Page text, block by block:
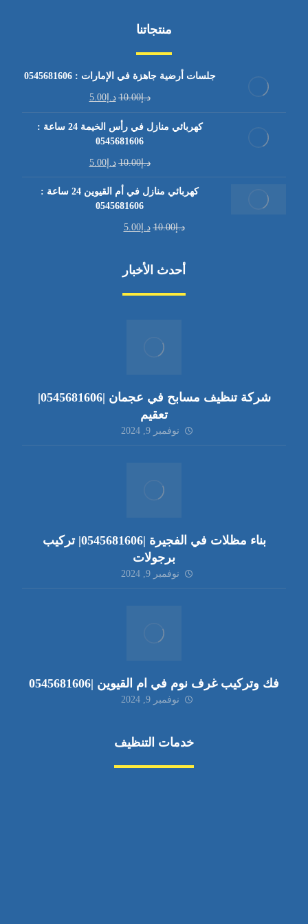
منتجاتنا
جلسات أرضية جاهزة في الإمارات : 0545681606
د.إ10.00 د.إ5.00
كهربائي منازل في رأس الخيمة 24 ساعة :
0545681606
د.إ10.00 د.إ5.00
كهربائي منازل في أم القيوين 24 ساعة :
0545681606
د.إ10.00 د.إ5.00
أحدث الأخبار
شركة تنظيف مسابح في عجمان |0545681606|
تعقيم
نوفمبر 9, 2024
بناء مظلات في الفجيرة |0545681606| تركيب
برجولات
نوفمبر 9, 2024
فك وتركيب غرف نوم في ام القيوين |0545681606
نوفمبر 9, 2024
خدمات التنظيف